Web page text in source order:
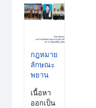
กฎหมาย
ลักษณะ
พยาน
เนื้อหา
ออกเป็น